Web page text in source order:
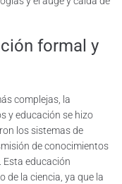
formal y
complejas, la
y educación se hizo
los sistemas de
de conocimientos
Esta educación
de la ciencia, ya que la